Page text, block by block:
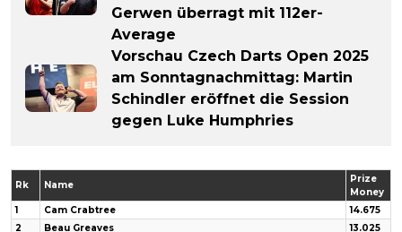
Gerwen überragt mit 112er-
Average
Vorschau Czech Darts Open 2025
am Sonntagnachmittag: Martin
Schindler eröffnet die Session
gegen Luke Humphries
Rk Name
Prize
Money
1
Cam Crabtree
14.675
2
Beau Greaves
13.025